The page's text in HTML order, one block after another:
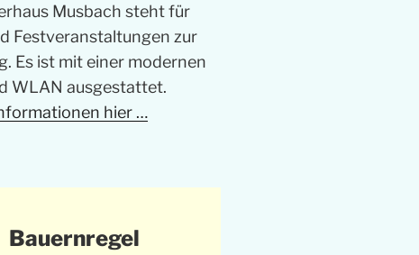
Musbach steht für
Festveranstaltungen zur
Es ist mit einer modernen
WLAN ausgestattet.
hier …
Bauernregel